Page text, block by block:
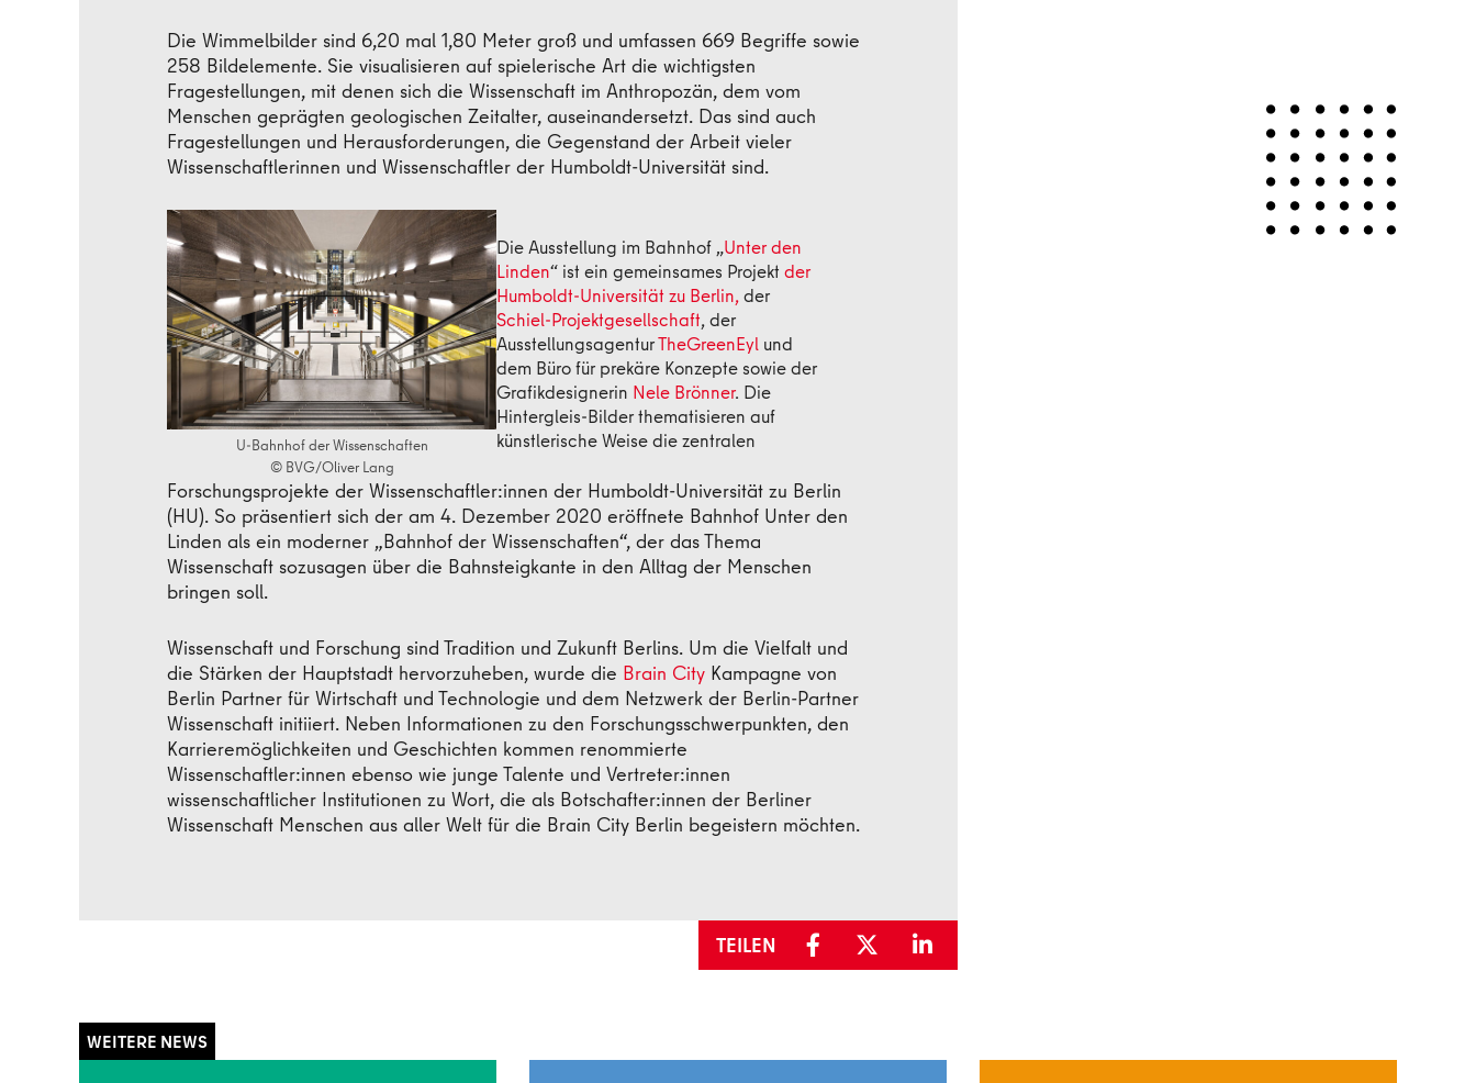
Die Wimmelbilder sind 6,20 mal 1,80 Meter groß und umfassen 669 Begriffe sowie
258 Bildelemente. Sie visualisieren auf spielerische Art die wichtigsten
Fragestellungen, mit denen sich die Wissenschaft im Anthropozän, dem vom
Menschen geprägten geologischen Zeitalter, auseinandersetzt. Das sind auch
Fragestellungen und Herausforderungen, die Gegenstand der Arbeit vieler
Wissenschaftlerinnen und Wissenschaftler der Humboldt-Universität sind.
U-Bahnhof der Wissenschaften
© BVG/Oliver Lang
Die Ausstellung im Bahnhof „Unter den
Linden“ ist ein gemeinsames Projekt der
Humboldt-Universität zu Berlin,der
Schiel-Projektgesellschaft, der
AusstellungsagenturTheGreenEyl und
dem Büro für prekäre Konzepte sowie der
Grafikdesignerin Nele Brönner. Die
Hintergleis-Bilder thematisieren auf
künstlerische Weise die zentralen
Forschungsprojekte der Wissenschaftler:innen der Humboldt-Universität zu Berlin
(HU). So präsentiert sich der am 4. Dezember 2020 eröffnete Bahnhof Unter den
Linden als ein moderner „Bahnhof der Wissenschaften“, der das Thema
Wissenschaft sozusagen über die Bahnsteigkante in den Alltag der Menschen
bringen soll.
Wissenschaft und Forschung sind Tradition und Zukunft Berlins. Um die Vielfalt und
die Stärken der Hauptstadt hervorzuheben, wurde die Brain City Kampagne von
Berlin Partner für Wirtschaft und Technologie und dem Netzwerk der Berlin-Partner
Wissenschaft initiiert. Neben Informationen zu den Forschungsschwerpunkten, den
Karrieremöglichkeiten und Geschichten kommen renommierte
Wissenschaftler:innen ebenso wie junge Talente und Vertreter:innen
wissenschaftlicher Institutionen zu Wort, die als Botschafter:innen der Berliner
Wissenschaft Menschen aus aller Welt für die Brain City Berlin begeistern möchten.
TEILEN